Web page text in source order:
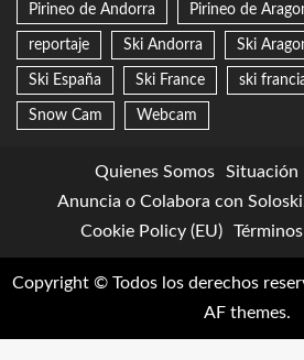
Pirineo de Andorra Pirineo de
reportaje Ski Andorra Ski
Ski España Ski France ski
Snow Cam Webcam
Quienes Somos Situación
Anuncia o Colabora con
Cookie Policy (EU)
Copyright © Todos los derechos
AF themes.